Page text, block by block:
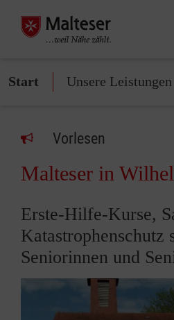
Start Unsere Leistungen
Vorlesen
Malteser in
Erste-Hilfe-Kurse,
Seniorinnen und